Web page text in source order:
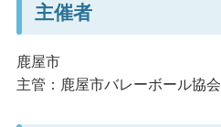
主催者
鹿屋市
主管：鹿屋市バレーボール協会